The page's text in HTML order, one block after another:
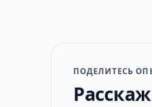
ПОДЕЛИТЕСЬ